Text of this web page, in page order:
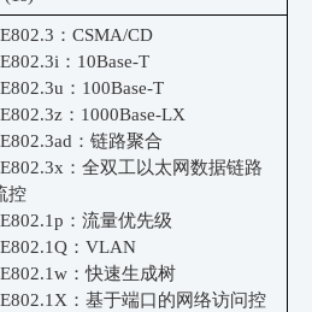
：CSMA/CD
：10Base-T
：100Base-T
：1000Base-LX
：链路聚合
：全双工以太网数据链路
控
：流量优先级
：VLAN
：快速生成树
：基于端口的网络访问控